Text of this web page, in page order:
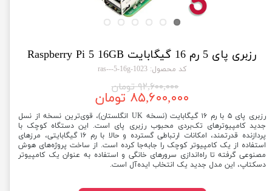
رزبری پای 5 رم 16 گیگابایت Raspberry Pi 5 16GB
کد محصول: 1023-ras---5-16g
۹۲,۶۰۰,۰۰۰ تومان
۸۵,۶۰۰,۰۰۰ تومان
رزبری پای ۵ با رم ۱۶ گیگابایت (نسخه UK انگلستان)، قوی‌ترین نسخه از نسل
جدید کامپیوترهای تک‌بردی محبوب رزبری پای است. این دستگاه کوچک با
پردازنده قدرتمند، امکانات ارتباطی گسترده و حالا با رم ۱۶ گیگابایتی، مرزهای
استفاده از یک کامپیوتر کوچک را جابه‌جا کرده است. از ساخت پروژه‌های هوش
مصنوعی گرفته تا راه‌اندازی سرورهای خانگی و استفاده به عنوان یک کامپیوتر
دسکتاپ، این مدل جدید یک انتخاب ایده‌آل است.